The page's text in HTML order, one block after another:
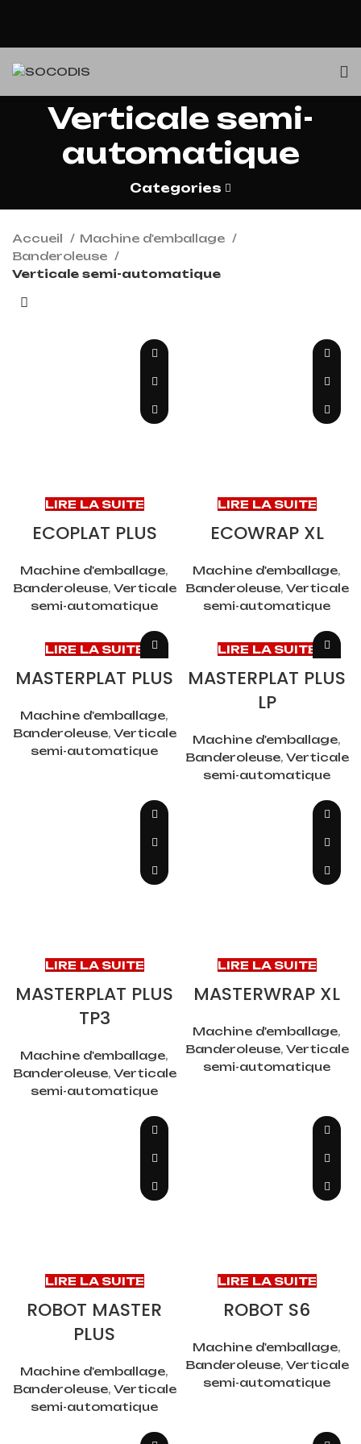
Verticale semi-
automatique
Categories
Accueil
Machine d'emballage
Banderoleuse
Verticale semi-automatique
LIRE LA SUITE
ECOPLAT PLUS
Machine d'emballage,
Banderoleuse, Verticale
semi-automatique
LIRE LA SUITE
ECOWRAP XL
Machine d'emballage,
Banderoleuse, Verticale
semi-automatique
LIRE LA SUITE
MASTERPLAT PLUS
Machine d'emballage,
Banderoleuse, Verticale
semi-automatique
LIRE LA SUITE
MASTERPLAT PLUS
LP
Machine d'emballage,
Banderoleuse, Verticale
semi-automatique
LIRE LA SUITE
MASTERPLAT PLUS
TP3
Machine d'emballage,
Banderoleuse, Verticale
semi-automatique
LIRE LA SUITE
MASTERWRAP XL
Machine d'emballage,
Banderoleuse, Verticale
semi-automatique
LIRE LA SUITE
ROBOT MASTER
PLUS
Machine d'emballage,
Banderoleuse, Verticale
semi-automatique
LIRE LA SUITE
ROBOT S6
Machine d'emballage,
Banderoleuse, Verticale
semi-automatique